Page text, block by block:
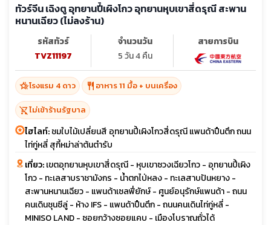
ทัวร์จีน เฉิงตู อุทยานปี้เผิงโกว อุทยานหุบเขาสี่ดรุณี สะพาน
หนานเฉียว (ไม่ลงร้าน)
รหัสทัวร์
TVZ11197
จำนวนวัน
5 วัน 4 คืน
สายการบิน
hotel_classโรงแรม 4 ดาว restaurant อาหาร 11 มื้อ + บนเครื่อง
shopping_cart_offไม่เข้าร้านรัฐบาล
ไฮไลท์:ชมใบไม้เปลี่ยนสี อุทยานปี้เผิงโกวสี่ดรุณี แพนด้าปืนตึก ถนน
ไท่กู่หลี่ สุกี้หม่าล่าต้นตำรับ
เที่ยว:เขตอุทยานหุบเขาสี่ดรุณี - หุบเขาซวงเฉียวโกว - อุทยานปี้เผิง
โกว - ทะเลสาบราชามังกร - น้ำตกไป่หลง - ทะเลสาบปันหยาง -
สะพานหนานเฉียว - แพนด้าเซลฟี่ยักษ์ - ศูนย์อนุรักษ์แพนด้า - ถนน
คนเดินชุนซีลู่ - ห้าง IFS - แพนด้าปืนตึก - ถนนคนเดินไท่กู่หลี่ -
MINISO LAND - ซอยกว้างซอยแคบ - เมืองโบราณถั่วได้